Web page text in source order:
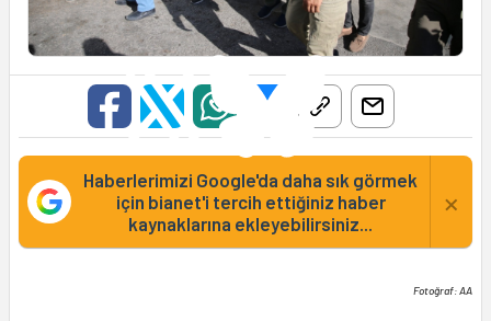
Haberlerimizi Google'da daha sık görmek
için bianet'i tercih ettiğiniz haber
kaynaklarına ekleyebilirsiniz...
×
Fotoğraf: AA